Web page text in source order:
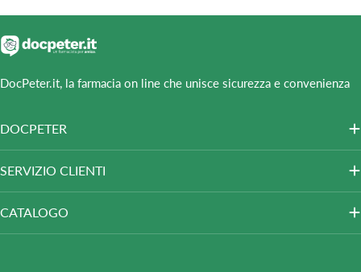
DocPeter.it, la farmacia on line che unisce sicurezza e convenienza
DOCPETER
SERVIZIO CLIENTI
CATALOGO